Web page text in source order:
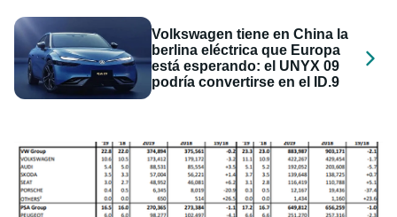
Volkswagen tiene en China la
berlina eléctrica que Europa
está esperando: el UNYX 09
podría convertirse en el ID.9